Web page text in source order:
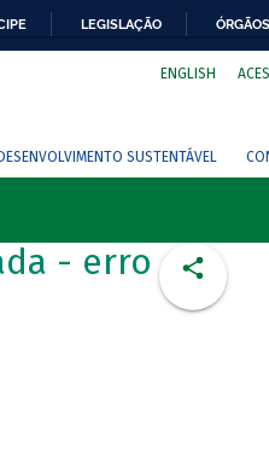
LEGISLAÇÃO
ENGLISH
SUSTENTÁVEL
- erro